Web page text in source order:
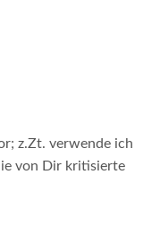
z.Zt. verwende ich
von Dir kritisierte